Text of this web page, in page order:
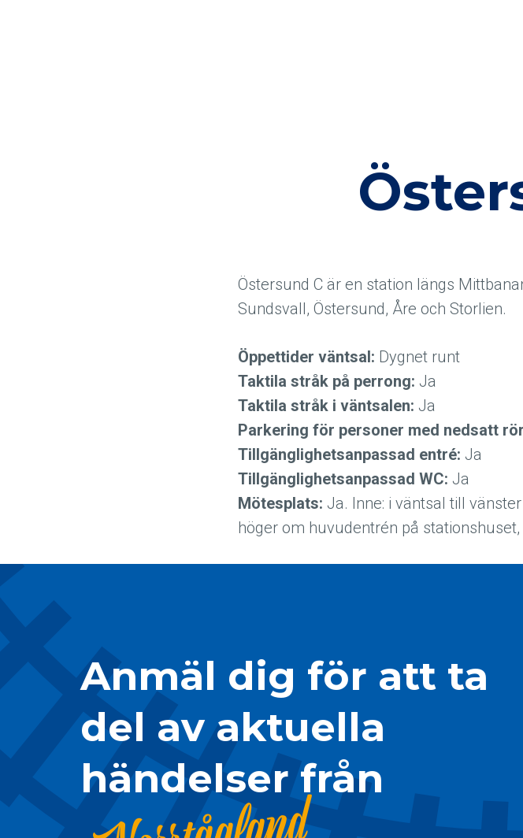
Östersund C är en station längs
Sundsvall, Östersund, Åre och Storlien.
Öppettider väntsal: Dygnet runt
Taktila stråk på perrong: Ja
Taktila stråk i väntsalen: Ja
Parkering för personer med nedsatt
Tillgänglighetsanpassad entré: Ja
Tillgänglighetsanpassad WC: Ja
Mötesplats: Ja. Inne: i väntsal till
höger om huvudentrén på
Anmäl dig för att ta
del av aktuella
händelser från